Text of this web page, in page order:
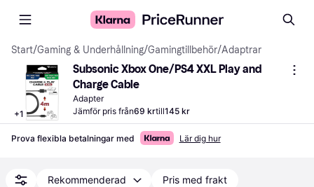
Start/Gaming & Underhållning/Gamingtillbehör/Adaptrar
+1
Subsonic Xbox One/PS4 XXL Play and
Charge Cable
Adapter
Jämför pris från69 krtill145 kr
Prova flexibla betalningar med Lär dig hur
Rekommenderad Pris med frakt